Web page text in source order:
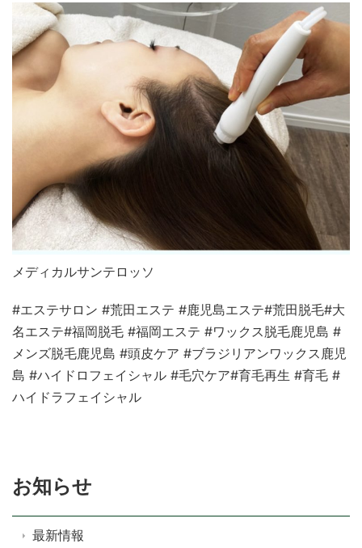
メディカルサンテロッソ
#エステサロン #荒田エステ #鹿児島エステ#荒田脱毛#大
名エステ#福岡脱毛 #福岡エステ #ワックス脱毛鹿児島 #
メンズ脱毛鹿児島 #頭皮ケア #ブラジリアンワックス鹿児
島 #ハイドロフェイシャル #毛穴ケア#育毛再生 #育毛 #
ハイドラフェイシャル
お知らせ
最新情報